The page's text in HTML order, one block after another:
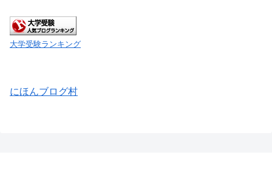
大学受験ランキング
にほんブログ村